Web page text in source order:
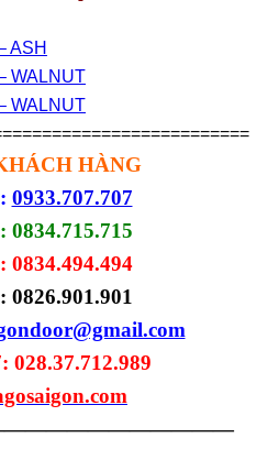
ASH
WALNUT
WALNUT
HÀNG
0933.707.707
0834.715.715
0834.494.494
0826.901.901
028.37.712.989